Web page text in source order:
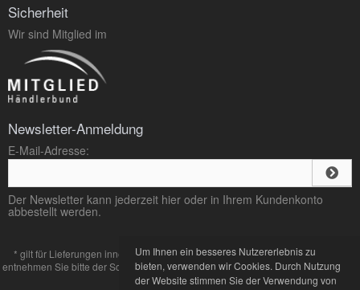
Sicherheit
Wir sind Mitglied im
Newsletter-Anmeldung
E-Mail-Adresse:
Der Newsletter kann jederzeit hier oder in Ihrem Kundenkonto
abbestellt werden.
* gilt für Lieferungen innerhalb Deutschlands, Lieferzeiten für andere Länder
entnehmen Sie bitte der Schaltfläche mit denZahlung und VersandBedingungen.
Um Ihnen ein besseres Nutzererlebnis zu
bieten, verwenden wir Cookies. Durch Nutzung
der Website stimmen Sie der Verwendung von